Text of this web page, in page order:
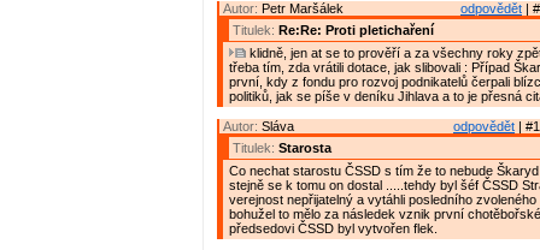
odpovědět |
Autor: Petr Maršálek
Titulek: Re:Re: Proti pletichaření
klidně, jen at se to prověří a za všechny roky
třeba tím, zda vrátili dotace, jak slibovali : Případ
první, kdy z fondu pro rozvoj podnikatelů čerpali
politiků, jak se píše v deníku Jihlava a to je přesná
odpovědět |
Autor: Sláva
Titulek: Starosta
Co nechat starostu ČSSD s tím že to nebude
stejně se k tomu on dostal .....tehdy byl šéf ČSSD
verejnost nepřijatelný a vytáhli posledního
bohužel to mělo za následek vznik první
předsedovi ČSSD byl vytvořen flek.